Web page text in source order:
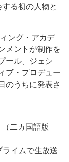
る初の人物と
ング・アカデ
メントが制作を
ール、ジェシ
ブ・プロデュー
のうちに発表さ
二カ国語版
ライムで生放送